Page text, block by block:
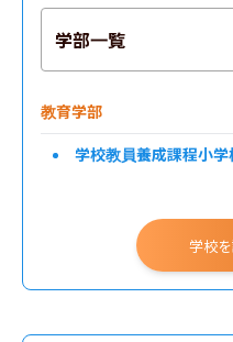
学部一覧
教育学部
学校教員養成課程小学
学校